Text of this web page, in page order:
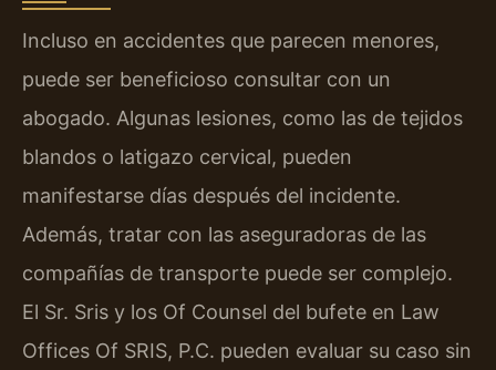
Incluso en accidentes que parecen menores,
puede ser beneficioso consultar con un
abogado. Algunas lesiones, como las de tejidos
blandos o latigazo cervical, pueden
manifestarse días después del incidente.
Además, tratar con las aseguradoras de las
compañías de transporte puede ser complejo.
El Sr. Sris y los Of Counsel del bufete en Law
Offices Of SRIS, P.C. pueden evaluar su caso sin